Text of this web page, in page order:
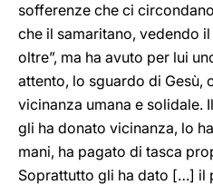
sofferenze che ci
che il samaritano, vedendo
oltre”, ma ha avuto per lui
attento, lo sguardo di Gesù,
vicinanza umana e solidale.
gli ha donato vicinanza, lo
mani, ha pagato di tasca
Soprattutto gli ha dato […] il